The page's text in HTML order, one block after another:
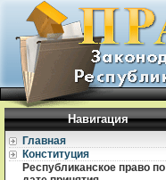
Навигация
Главная
Конституция
Республиканское право по